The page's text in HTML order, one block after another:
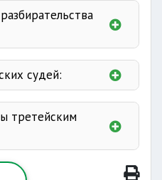
судей:
третейским